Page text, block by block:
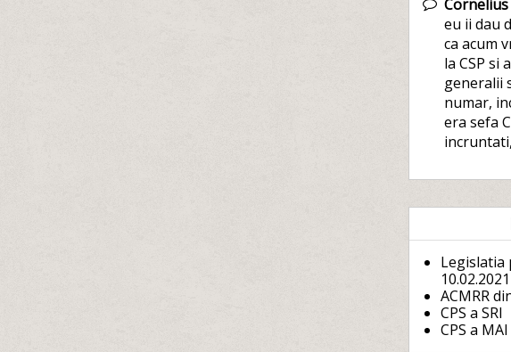
eu ii dau
ca acum
la CSP si
generalii
numar,
era sefa
Legislatia
10.02.2021
ACMRR
CPS a SRI
CPS a MAI